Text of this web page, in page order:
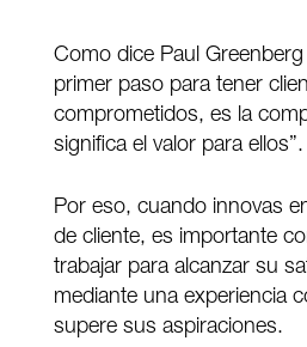
Como dice Paul
primer paso para tener
comprometidos, es la
significa el valor para ellos”.
Por eso, cuando innovas
de cliente, es importante
trabajar para alcanzar su
mediante una experiencia
supere sus aspiraciones.